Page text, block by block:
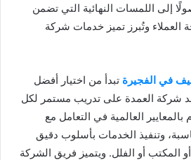
إلى اللمسات النهائية التي تضمن
العملاء وتُبرز تميز خدمات شركة
في الفجيرة تبدأ من اختيار أفضل
شركة العمدة على تدريب مستمر لكل
العالمية في التعامل مع
وتنفيذ الخدمات بأسلوب دقيق
المكتب أو الفلل. ويتميز فريق الشركة